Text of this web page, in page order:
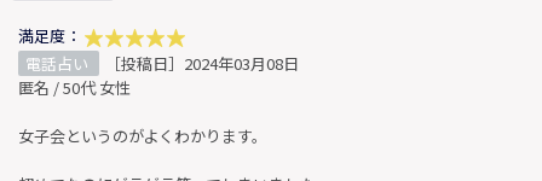
満足度：
電話占い
［投稿日］2024年03月08日
匿名 / 50代 女性
女子会というのがよくわかります。